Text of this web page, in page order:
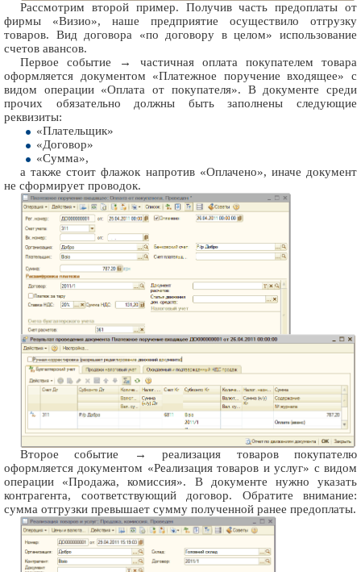
Рассмотрим второй пример. Получив часть предоплаты от
фирмы «Визио», наше предприятие осуществило отгрузку
товаров. Вид договора «по договору в целом» использование
счетов авансов.
Первое событие → частичная оплата покупателем товара
оформляется документом «Платежное поручение входящее» с
видом операции «Оплата от покупателя». В документе среди
прочих обязательно должны быть заполнены следующие
реквизиты:
«Плательщик»
«Договор»
«Сумма»,
а также стоит флажок напротив «Оплачено», иначе документ
не сформирует проводок.
Второе событие → реализация товаров покупателю
оформляется документом «Реализация товаров и услуг» с видом
операции «Продажа, комиссия». В документе нужно указать
контрагента, соответствующий договор. Обратите внимание:
сумма отгрузки превышает сумму полученной ранее предоплаты.